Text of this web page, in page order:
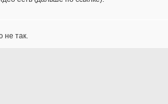
не так.